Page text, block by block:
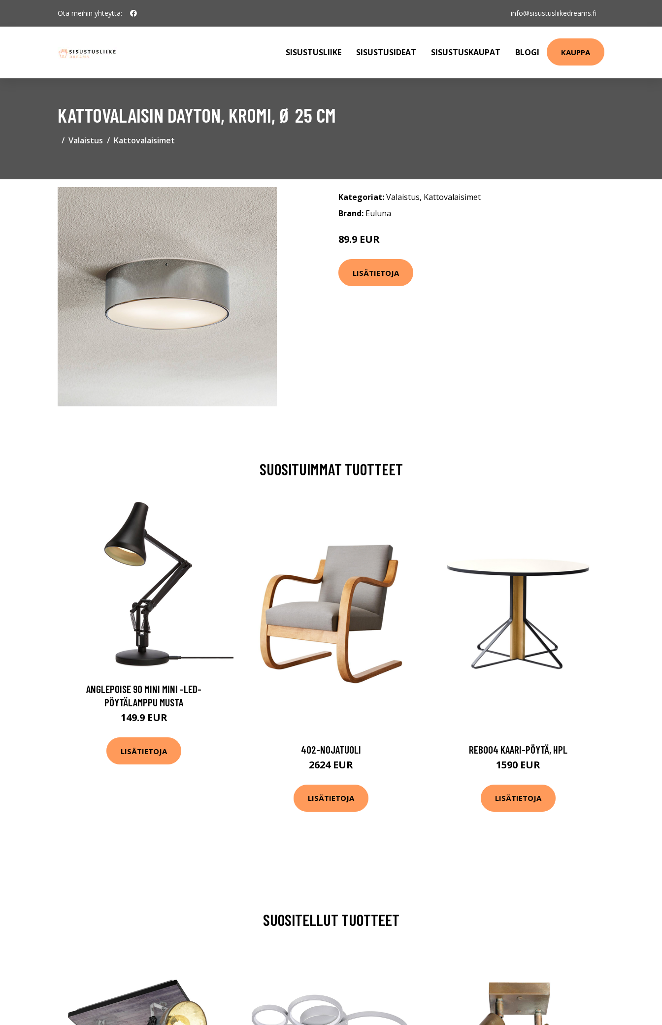
Ota meihin yhteyttä: info@sisustusliikedreams.fi
SISUSTUSLIIKE SISUSTUSIDEAT SISUSTUSKAUPAT BLOGI KAUPPA
KATTOVALAISIN DAYTON, KROMI, Ø 25 CM
Valaistus Kattovalaisimet
Kategoriat:Valaistus, Kattovalaisimet
Brand: Euluna
89.9 EUR
LISÄTIETOJA
SUOSITUIMMAT TUOTTEET
ANGLEPOISE 90 MINI MINI -LED-
PÖYTÄLAMPPU MUSTA
149.9 EUR
LISÄTIETOJA 402-NOJATUOLI
2624 EUR
LISÄTIETOJA
REB004 KAARI-PÖYTÄ, HPL
1590 EUR
LISÄTIETOJA
SUOSITELLUT TUOTTEET